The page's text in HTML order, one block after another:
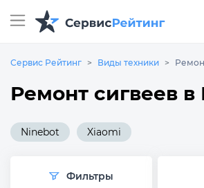
Сервис Рейтинг Виды техники
Ремонт сигвеев
Ninebot Xiaomi
Фильтры